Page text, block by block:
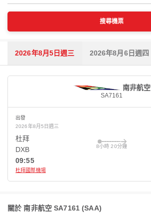
搜尋機票
2026年8月5日週三 2026年8月6日週四
南非航空
SA7161
出發
2026年8月5日週三
杜拜
DXB
09:55
杜拜國際機場
8小時 20分鐘
關於 南非航空 SA7161 (SAA)